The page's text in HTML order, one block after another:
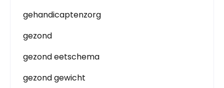
gehandicaptenzorg
gezond
gezond eetschema
gezond gewicht